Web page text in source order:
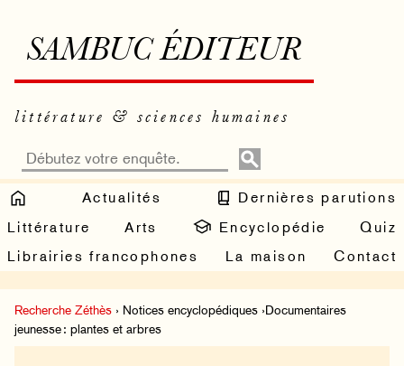
SAMBUC ÉDITEUR
littérature & sciences humaines
Actualités
Dernières parutions
Littérature
Arts Encyclopédie
Quiz
Librairies francophones
La maison Contact
Recherche Zéthès › Notices encyclopédiques ›Documentaires
jeunesse : plantes et arbres